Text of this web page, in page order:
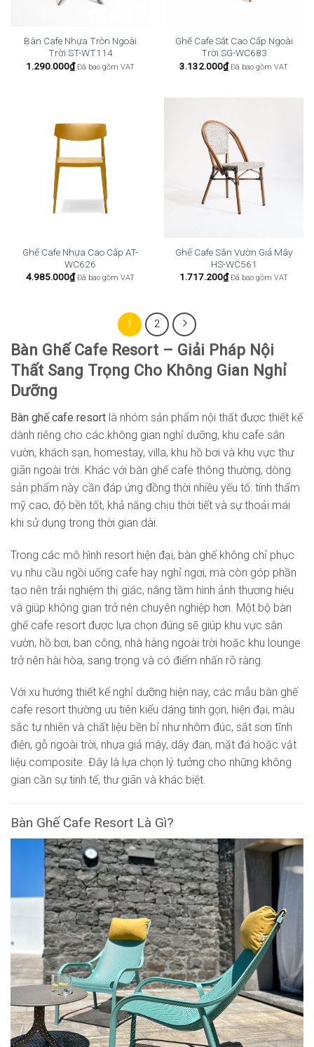
Bàn Cafe Nhựa Tròn Ngoài
Trời ST-WT114
1.290.000₫ Đã bao gồm VAT
Ghế Cafe Sắt Cao Cấp Ngoài
Trời SG-WC683
3.132.000₫ Đã bao gồm VAT
Ghế Cafe Nhựa Cao Cấp AT-
WC626
4.985.000₫ Đã bao gồm VAT
Ghế Cafe Sân Vườn Giả Mây
HS-WC561
1.717.200₫ Đã bao gồm VAT
1 2
Bàn Ghế Cafe Resort – Giải Pháp Nội
Thất Sang Trọng Cho Không Gian Nghỉ
Dưỡng
Bàn ghế cafe resort là nhóm sản phẩm nội thất được thiết kế
dành riêng cho các không gian nghỉ dưỡng, khu cafe sân
vườn, khách sạn, homestay, villa, khu hồ bơi và khu vực thư
giãn ngoài trời. Khác với bàn ghế cafe thông thường, dòng
sản phẩm này cần đáp ứng đồng thời nhiều yếu tố: tính thẩm
mỹ cao, độ bền tốt, khả năng chịu thời tiết và sự thoải mái
khi sử dụng trong thời gian dài.
Trong các mô hình resort hiện đại, bàn ghế không chỉ phục
vụ nhu cầu ngồi uống cafe hay nghỉ ngơi, mà còn góp phần
tạo nên trải nghiệm thị giác, nâng tầm hình ảnh thương hiệu
và giúp không gian trở nên chuyên nghiệp hơn. Một bộ bàn
ghế cafe resort được lựa chọn đúng sẽ giúp khu vực sân
vườn, hồ bơi, ban công, nhà hàng ngoài trời hoặc khu lounge
trở nên hài hòa, sang trọng và có điểm nhấn rõ ràng.
Với xu hướng thiết kế nghỉ dưỡng hiện nay, các mẫu bàn ghế
cafe resort thường ưu tiên kiểu dáng tinh gọn, hiện đại, màu
sắc tự nhiên và chất liệu bền bỉ như nhôm đúc, sắt sơn tĩnh
điện, gỗ ngoài trời, nhựa giả mây, dây đan, mặt đá hoặc vật
liệu composite. Đây là lựa chọn lý tưởng cho những không
gian cần sự tinh tế, thư giãn và khác biệt.
Bàn Ghế Cafe Resort Là Gì?